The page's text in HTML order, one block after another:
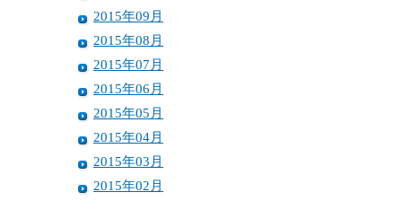
2015年09月
2015年08月
2015年07月
2015年06月
2015年05月
2015年04月
2015年03月
2015年02月